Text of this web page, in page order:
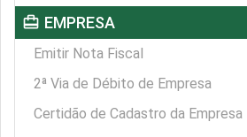
card_travel EMPRESA
Emitir Nota Fiscal
2ª Via de Débito de Empresa
Certidão de Cadastro da Empresa